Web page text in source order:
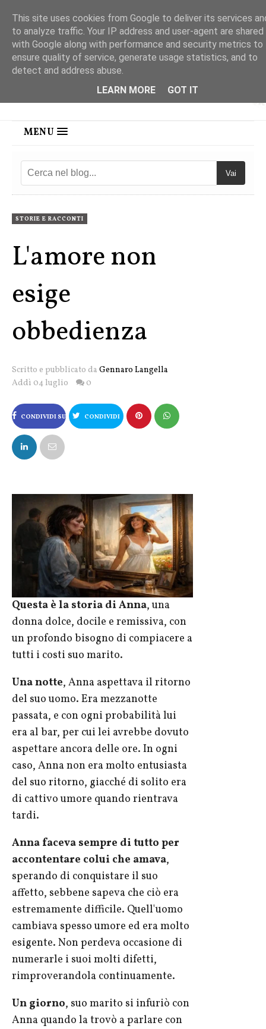
MENU
Vai
STORIE E RACCONTI
L'amore non
esige
obbedienza
Scritto e pubblicato da Gennaro Langella
Addì 04 luglio
0
CONDIVIDI SU
FACEBOOK
CONDIVIDI
Questa è la storia di Anna, una
donna dolce, docile e remissiva, con
un profondo bisogno di compiacere a
tutti i costi suo marito.
Una notte, Anna aspettava il ritorno
del suo uomo. Era mezzanotte
passata, e con ogni probabilità lui
era al bar, per cui lei avrebbe dovuto
aspettare ancora delle ore. In ogni
caso, Anna non era molto entusiasta
del suo ritorno, giacché di solito era
di cattivo umore quando rientrava
tardi.
Anna faceva sempre di tutto per
accontentare colui che amava,
sperando di conquistare il suo
affetto, sebbene sapeva che ciò era
estremamente difficile. Quell'uomo
cambiava spesso umore ed era molto
esigente. Non perdeva occasione di
numerarle i suoi molti difetti,
rimproverandola continuamente.
Un giorno, suo marito si infuriò con
Anna quando la trovò a parlare con
This site uses cookies from Google to deliver its services
to analyze traffic. Your IP address and user-agent are shared
with Google along with performance and security metrics to
ensure quality of service, generate usage statistics, and to
detect and address abuse.
LEARN MORE
GOT IT